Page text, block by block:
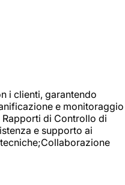
i clienti, garantendo
e monitoraggio
di Controllo di
e supporto ai